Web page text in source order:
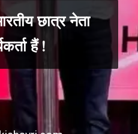
छात्र नेता
हैं !